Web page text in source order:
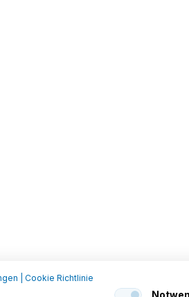
Cookie Richtlinie